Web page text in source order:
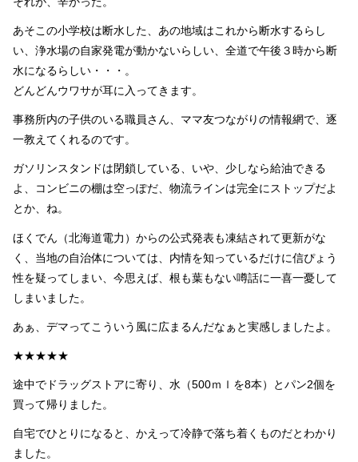
あそこの小学校は断水した、あの地域はこれから断水するらし
い、浄水場の自家発電が動かないらしい、全道で午後３時から断
水になるらしい・・・。
どんどんウワサが耳に入ってきます。
事務所内の子供のいる職員さん、ママ友つながりの情報網で、逐
一教えてくれるのです。
ガソリンスタンドは閉鎖している、いや、少しなら給油できる
よ、コンビニの棚は空っぽだ、物流ラインは完全にストップだよ
とか、ね。
ほくでん（北海道電力）からの公式発表も凍結されて更新がな
く、当地の自治体については、内情を知っているだけに信ぴょう
性を疑ってしまい、今思えば、根も葉もない噂話に一喜一憂して
しまいました。
あぁ、デマってこういう風に広まるんだなぁと実感しましたよ。
★★★★★
途中でドラッグストアに寄り、水（500ｍｌを8本）とパン2個を
買って帰りました。
自宅でひとりになると、かえって冷静で落ち着くものだとわかり
ました。